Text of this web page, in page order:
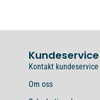
Kundeservice
Kontakt kundeservice
Om oss